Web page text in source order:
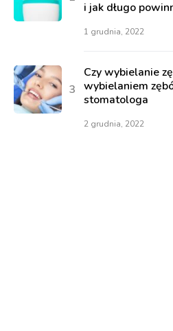
i jak długo
1 grudnia, 2022
Czy wybielanie
wybielaniem
stomatologa
2 grudnia, 2022